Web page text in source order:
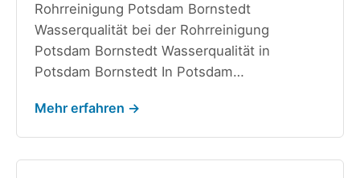
Rohrreinigung Potsdam Bornstedt
Wasserqualität bei der Rohrreinigung
Potsdam Bornstedt Wasserqualität in
Potsdam Bornstedt In Potsdam…
Mehr erfahren →